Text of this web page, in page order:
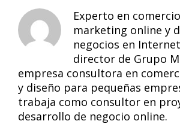
Experto en
marketing online y
negocios en
director de Grupo
empresa consultora en
y diseño para pequeñas
trabaja como consultor en
desarrollo de negocio online.